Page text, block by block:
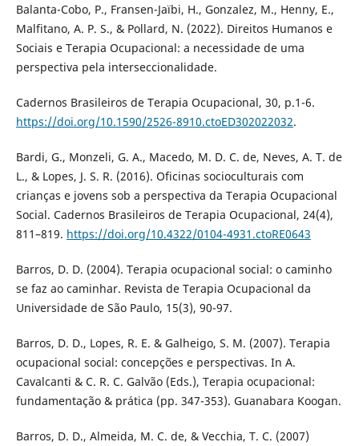
Balanta-Cobo, P., Fransen-Jaïbi, H., Gonzalez, M., Henny, E.,
Malfitano, A. P. S., & Pollard, N. (2022). Direitos Humanos e
Sociais e Terapia Ocupacional: a necessidade de uma
perspectiva pela interseccionalidade.
Cadernos Brasileiros de Terapia Ocupacional, 30, p.1-6.
https://doi.org/10.1590/2526-8910.ctoED302022032.
Bardi, G., Monzeli, G. A., Macedo, M. D. C. de, Neves, A. T. de
L., & Lopes, J. S. R. (2016). Oficinas socioculturais com
crianças e jovens sob a perspectiva da Terapia Ocupacional
Social. Cadernos Brasileiros de Terapia Ocupacional, 24(4),
811–819. https://doi.org/10.4322/0104-4931.ctoRE0643
Barros, D. D. (2004). Terapia ocupacional social: o caminho
se faz ao caminhar. Revista de Terapia Ocupacional da
Universidade de São Paulo, 15(3), 90-97.
Barros, D. D., Lopes, R. E. & Galheigo, S. M. (2007). Terapia
ocupacional social: concepções e perspectivas. In A.
Cavalcanti & C. R. C. Galvão (Eds.), Terapia ocupacional:
fundamentação & prática (pp. 347-353). Guanabara Koogan.
Barros, D. D., Almeida, M. C. de, & Vecchia, T. C. (2007)